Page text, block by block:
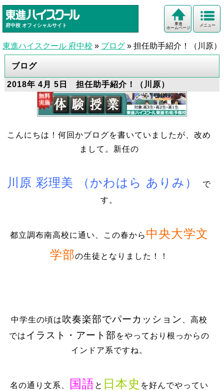
府中校 オフィシャルサイト メニュー
東進
ホームページ
東進ハイスクール 府中校 » ブログ » 担任助手紹介！（川原）
ブログ
2018年 4月 5日 担任助手紹介！（川原）
こんにちは！何回かブログを書いていましたが、改め
まして。新任の
川原 彩理美 （かわはら ありみ）
で
す。
都立調布南高校に通い、この春から 中央大学文
学部の生徒となりました！！
中学生の頃は吹奏楽部でパーカッション
、高校
ではイラスト・アート部 をやっており根っからの
インドア系ですね。
名の通り文系、 国語と 日本史 を好んでやってい